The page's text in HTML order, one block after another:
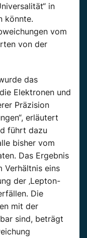
in
könnte.
vom
von der
das
Elektronen und
Präzision
erläutert
führt dazu
bisher vom
Das Ergebnis
Verhältnis eins
der ‚Lepton-
Die
mit der
sind, beträgt